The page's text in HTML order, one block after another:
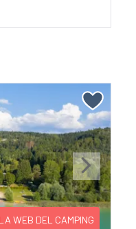
Next
WEB DEL CAMPING